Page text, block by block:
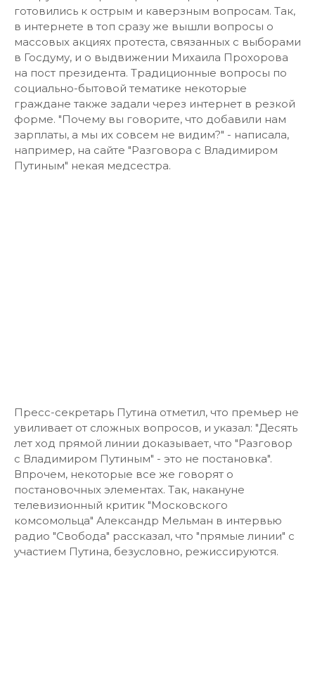
готовились к острым и каверзным вопросам. Так,
в интернете в топ сразу же вышли вопросы о
массовых акциях протеста, связанных с выборами
в Госдуму, и о выдвижении Михаила Прохорова
на пост президента. Традиционные вопросы по
социально-бытовой тематике некоторые
граждане также задали через интернет в резкой
форме. "Почему вы говорите, что добавили нам
зарплаты, а мы их совсем не видим?" - написала,
например, на сайте "Разговора с Владимиром
Путиным" некая медсестра.
Пресс-секретарь Путина отметил, что премьер не
увиливает от сложных вопросов, и указал: "Десять
лет ход прямой линии доказывает, что "Разговор
с Владимиром Путиным" - это не постановка".
Впрочем, некоторые все же говорят о
постановочных элементах. Так, накануне
телевизионный критик "Московского
комсомольца" Александр Мельман в интервью
радио "Свобода" рассказал, что "прямые линии" с
участием Путина, безусловно, режиссируются.